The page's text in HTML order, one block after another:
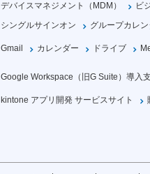
デバイスマネジメント（MDM）
ビ
シングルサインオン
グループカレ
Gmail カレンダー ドライブ
Google Workspace（旧G Suite）導入
kintone アプリ開発 サービスサイト